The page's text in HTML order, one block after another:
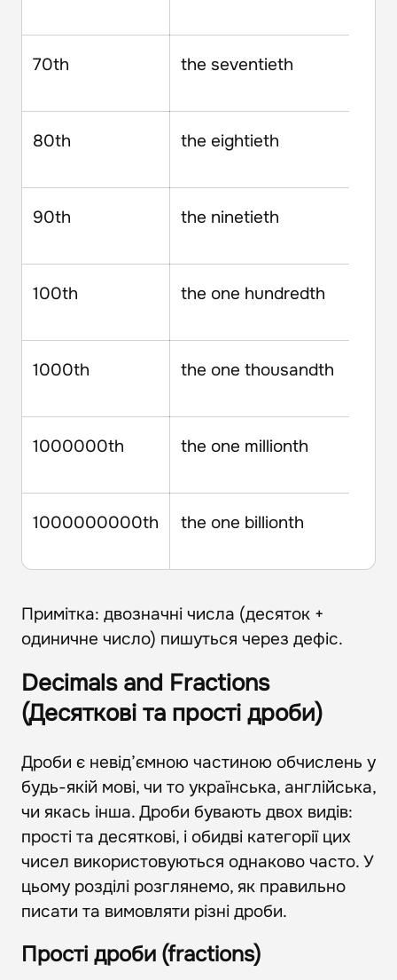
70th the seventieth
80th the eightieth
90th the ninetieth
100th the one hundredth
1000th the one thousandth
1000000th the one millionth
1000000000th the one billionth
Примітка: двозначні числа (десяток +
одиничне число) пишуться через дефіс.
Decimals and Fractions
(Десяткові та прості дроби)
Дроби є невід’ємною частиною обчислень у
будь-якій мові, чи то українська, англійська,
чи якась інша. Дроби бувають двох видів:
прості та десяткові, і обидві категорії цих
чисел використовуються однаково часто. У
цьому розділі розглянемо, як правильно
писати та вимовляти різні дроби.
Прості дроби (fractions)